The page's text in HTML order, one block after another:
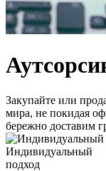
Закупайте или
мира, не покидая
бережно доставим
Индивидуальный
подход